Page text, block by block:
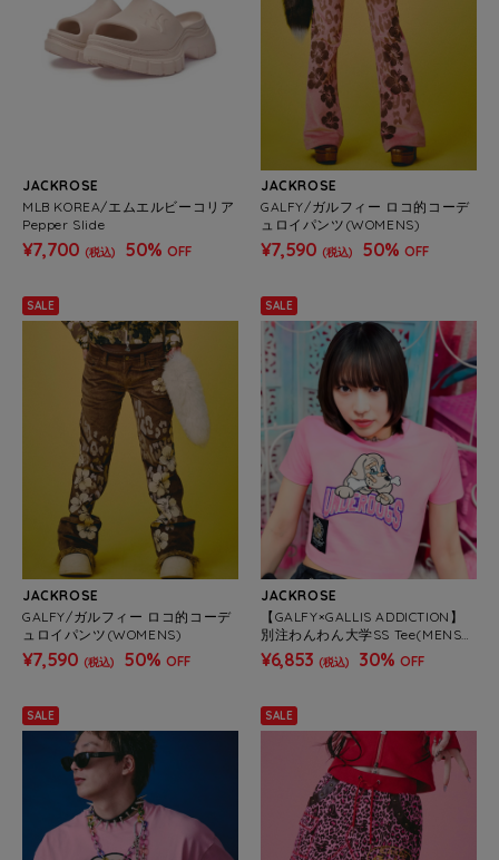
JACKROSE
MLB KOREA/エムエルビーコリア
Pepper Slide
¥7,700 (税込) 50% OFF
JACKROSE
GALFY/ガルフィー ロコ的コーデ
ュロイパンツ(WOMENS)
¥7,590 (税込) 50% OFF
SALE
JACKROSE
GALFY/ガルフィー ロコ的コーデ
ュロイパンツ(WOMENS)
¥7,590 (税込) 50% OFF
SALE
JACKROSE
【GALFY×GALLIS ADDICTION】
別注わんわん大学SS Tee(MENS/
WOMENS)
¥6,853 (税込) 30% OFF
SALE SALE